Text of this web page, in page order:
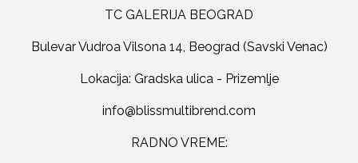
TC GALERIJA BEOGRAD
Bulevar Vudroa Vilsona 14, Beograd (Savski Venac)
Lokacija: Gradska ulica - Prizemlje
RADNO VREME: